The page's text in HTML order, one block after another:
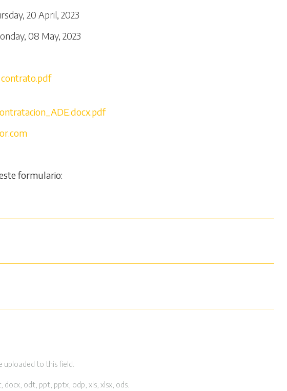
20 April, 2023
08 May, 2023
formulario
uploaded to this field.
odt, ppt, pptx, odp, xls, xlsx, ods.